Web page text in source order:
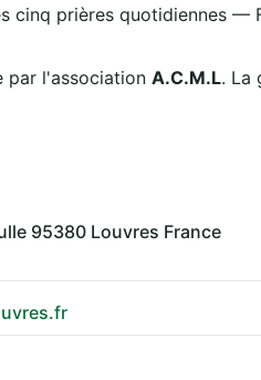
cinq prières quotidiennes
par l'association A.C.M.L. La
95380 Louvres France